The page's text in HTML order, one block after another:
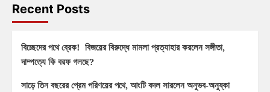
Recent Posts
বিচ্ছেদের পথে ব্রেক! বিজয়ের বিরুদ্ধে মামলা প্রত্যাহার করলেন সঙ্গীতা,
দাম্পত্যে কি বরফ গলছে?
সাড়ে তিন বছরের প্রেম পরিণয়ের পথে, আংটি বদল সারলেন অনুভব-অনুষ্কা